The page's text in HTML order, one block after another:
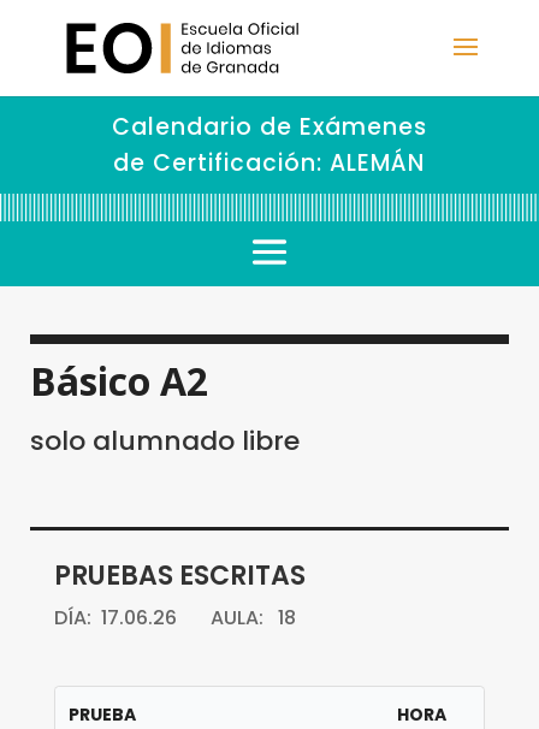
Calendario de Exámenes
de Certificación: ALEMÁN
Básico A2
solo alumnado libre
PRUEBAS ESCRITAS
DÍA: 17.06.26 AULA: 18
PRUEBA HORA